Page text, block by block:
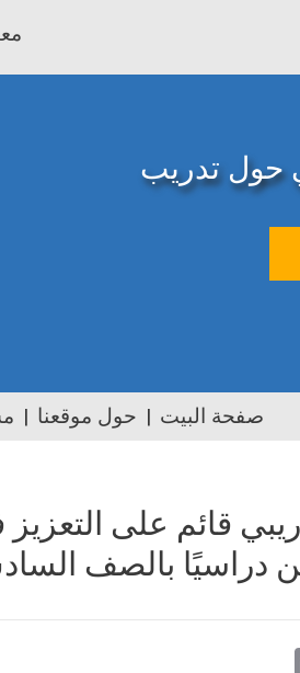
حول تدريب
صفحة البيت حول موقعنا
قائم على
دراسيًا بالصف